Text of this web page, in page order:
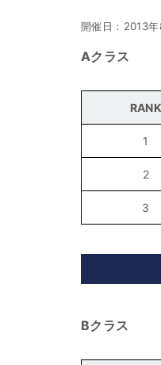
開催日：2013
Aクラス
RANK
1
2
3
Bクラス